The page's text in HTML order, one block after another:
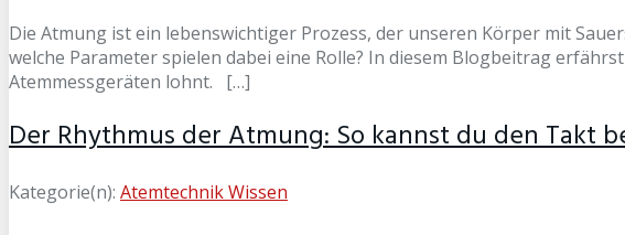
Die Atmung ist ein lebenswichtiger Prozess, der unseren Körper mit
welche Parameter spielen dabei eine Rolle? In diesem Blogbeitrag
Atemmessgeräten lohnt. […]
Der Rhythmus der Atmung: So kannst du den Takt
Kategorie(n): Atemtechnik Wissen